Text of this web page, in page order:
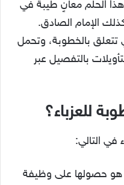
هذا الحلم معانٍ طيبة في
الإمام الصادق.
بالخطوبة، وتحمل
بالتفصيل عبر
للعزباء؟
في التالي:
هو حصولها على وظيفة